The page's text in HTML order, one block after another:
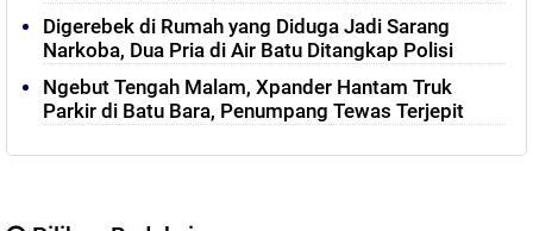
Digerebek di Rumah yang Diduga Jadi Sarang
Narkoba, Dua Pria di Air Batu Ditangkap Polisi
Ngebut Tengah Malam, Xpander Hantam Truk
Parkir di Batu Bara, Penumpang Tewas Terjepit